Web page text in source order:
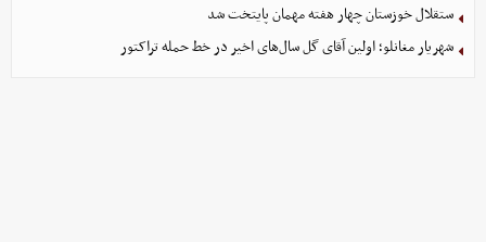
ستقلال خوزستان چهار هفته مهمان پایتخت شد
شهریار مغانلو؛ اولین آقای گل سال‌های اخیر در خط حمله تراکتور